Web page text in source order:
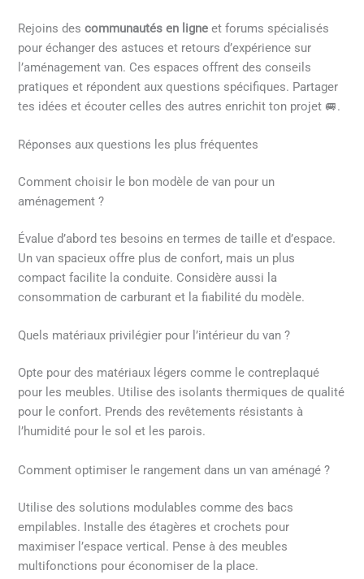
Rejoins descommunautés en ligne et forums spécialisés
pour échanger des astuces et retours d’expérience sur
l’aménagement van. Ces espaces offrent des conseils
pratiques et répondent aux questions spécifiques. Partager
tes idées et écouter celles des autres enrichit ton projet 🚐.
Réponses aux questions les plus fréquentes
Comment choisir le bon modèle de van pour un
aménagement ?
Évalue d’abord tes besoins en termes de taille et d’espace.
Un van spacieux offre plus de confort, mais un plus
compact facilite la conduite. Considère aussi la
consommation de carburant et la fiabilité du modèle.
Quels matériaux privilégier pour l’intérieur du van ?
Opte pour des matériaux légers comme le contreplaqué
pour les meubles. Utilise des isolants thermiques de qualité
pour le confort. Prends des revêtements résistants à
l’humidité pour le sol et les parois.
Comment optimiser le rangement dans un van aménagé ?
Utilise des solutions modulables comme des bacs
empilables. Installe des étagères et crochets pour
maximiser l’espace vertical. Pense à des meubles
multifonctions pour économiser de la place.